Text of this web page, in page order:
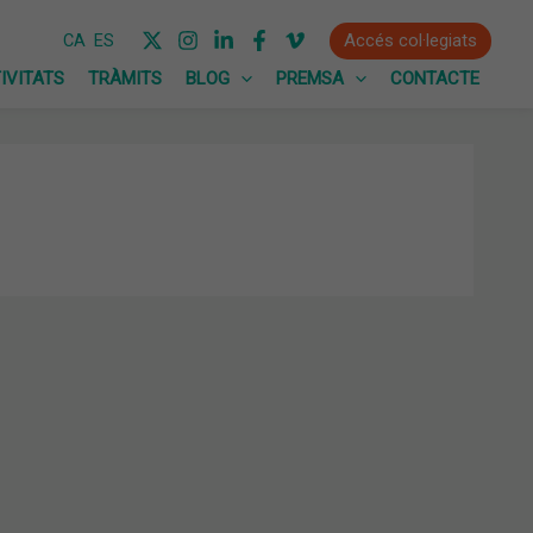
CA ES
Accés col·legiats
TRÀMITS BLOG PREMSA CONTACTE